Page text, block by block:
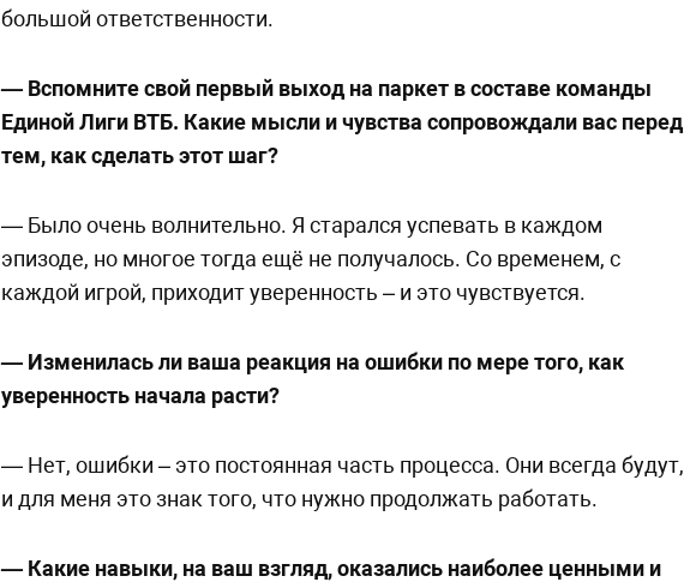
большой ответственности.
— Вспомните свой первый выход на паркет в составе команды
Единой Лиги ВТБ. Какие мысли и чувства сопровождали вас перед
тем, как сделать этот шаг?
— Было очень волнительно. Я старался успевать в каждом
эпизоде, но многое тогда ещё не получалось. Со временем, с
каждой игрой, приходит уверенность – и это чувствуется.
— Изменилась ли ваша реакция на ошибки по мере того, как
уверенность начала расти?
— Нет, ошибки – это постоянная часть процесса. Они всегда будут,
и для меня это знак того, что нужно продолжать работать.
— Какие навыки, на ваш взгляд, оказались наиболее ценными и